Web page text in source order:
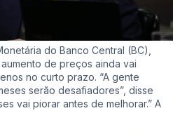
do Banco Central (BC),
de preços ainda vai
no curto prazo. “A gente
serão desafiadores”, disse
vai piorar antes de melhorar.” A